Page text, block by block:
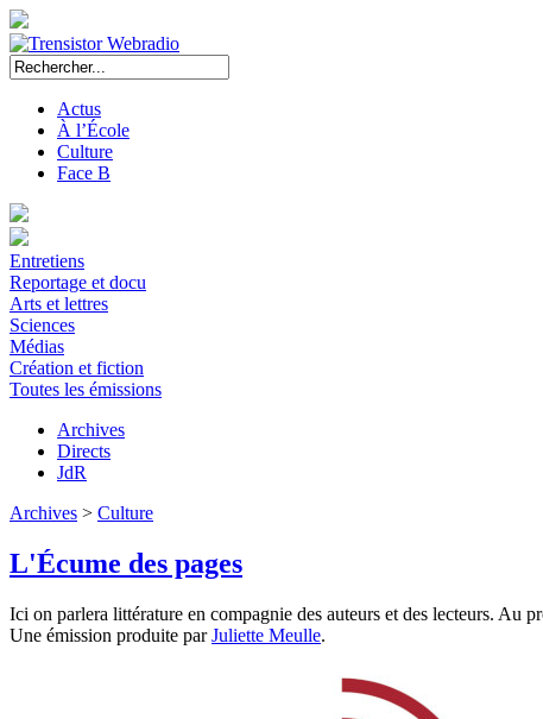
Actus
À l’École
Culture
Face B
Entretiens
Reportage et docu
Arts et lettres
Sciences
Médias
Création et fiction
Toutes les émissions
Archives
Directs
JdR
Archives > Culture
L'Écume des pages
Ici on parlera littérature en compagnie des auteurs et des lecteurs. Au
Une émission produite parJuliette Meulle.